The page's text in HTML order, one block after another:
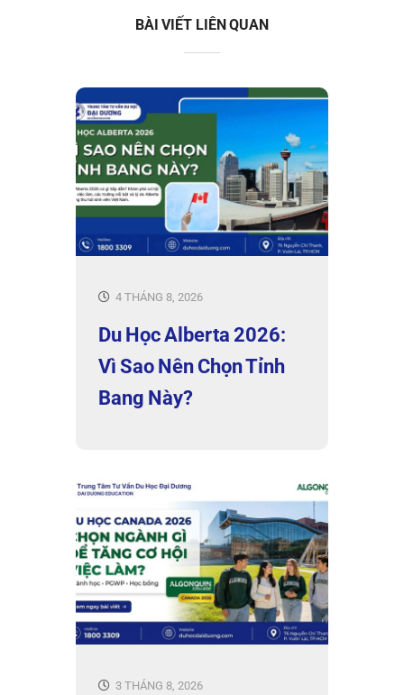
BÀI VIẾT LIÊN QUAN
4 THÁNG 8, 2026
Du Học Alberta 2026:
Vì Sao Nên Chọn Tỉnh
Bang Này?
3 THÁNG 8, 2026